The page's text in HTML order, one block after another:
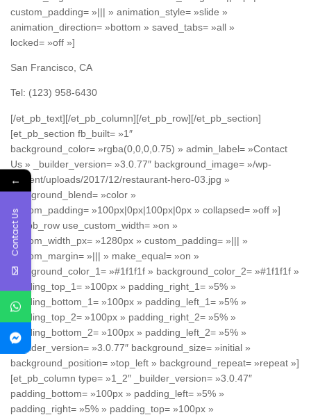
custom_padding= »||| » animation_style= »slide »
animation_direction= »bottom » saved_tabs= »all »
locked= »off »]
San Francisco, CA
Tel: (123) 958-6430
[/et_pb_text][/et_pb_column][/et_pb_row][/et_pb_section]
[et_pb_section fb_built= »1″
background_color= »rgba(0,0,0,0.75) » admin_label= »Contact
Us » _builder_version= »3.0.77″ background_image= »/wp-
content/uploads/2017/12/restaurant-hero-03.jpg »
background_blend= »color »
custom_padding= »100px|0px|100px|0px » collapsed= »off »]
[et_pb_row use_custom_width= »on »
custom_width_px= »1280px » custom_padding= »||| »
custom_margin= »||| » make_equal= »on »
background_color_1= »#1f1f1f » background_color_2= »#1f1f1f »
padding_top_1= »100px » padding_right_1= »5% »
padding_bottom_1= »100px » padding_left_1= »5% »
padding_top_2= »100px » padding_right_2= »5% »
padding_bottom_2= »100px » padding_left_2= »5% »
_builder_version= »3.0.77″ background_size= »initial »
background_position= »top_left » background_repeat= »repeat »]
[et_pb_column type= »1_2″ _builder_version= »3.0.47″
padding_bottom= »100px » padding_left= »5% »
padding_right= »5% » padding_top= »100px »
←
Contact Us